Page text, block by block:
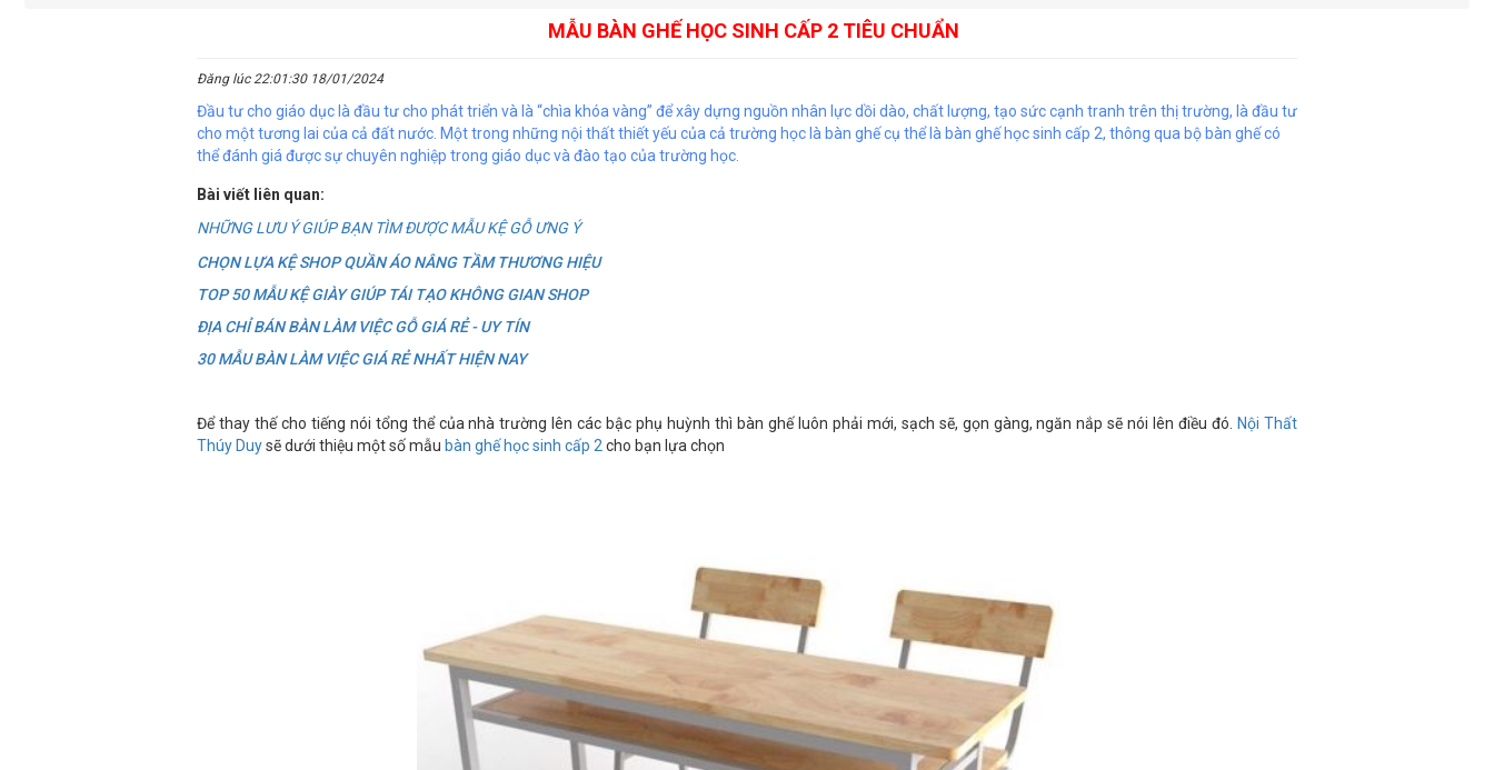
MẪU BÀN GHẾ HỌC SINH CẤP 2 TIÊU CHUẨN
Đăng lúc 22:01:30 18/01/2024
Đầu tư cho giáo dục là đầu tư cho phát triển và là “chìa khóa vàng” để xây dựng nguồn nhân lực dồi dào, chất lượng, tạo sức cạnh tranh trên thị trường, là đầu tư
cho một tương lai của cả đất nước. Một trong những nội thất thiết yếu của cả trường học là bàn ghế cụ thể là bàn ghế học sinh cấp 2, thông qua bộ bàn ghế có
thể đánh giá được sự chuyên nghiệp trong giáo dục và đào tạo của trường học.
Bài viết liên quan:
NHỮNG LƯU Ý GIÚP BẠN TÌM ĐƯỢC MẪU KỆ GỖ ƯNG Ý
CHỌN LỰA KỆ SHOP QUẦN ÁO NÂNG TẦM THƯƠNG HIỆU
TOP 50 MẪU KỆ GIÀY GIÚP TÁI TẠO KHÔNG GIAN SHOP
ĐỊA CHỈ BÁN BÀN LÀM VIỆC GỖ GIÁ RẺ - UY TÍN
30 MẪU BÀN LÀM VIỆC GIÁ RẺ NHẤT HIỆN NAY
Để thay thế cho tiếng nói tổng thể của nhà trường lên các bậc phụ huỳnh thì bàn ghế luôn phải mới, sạch sẽ, gọn gàng, ngăn nắp sẽ nói lên điều đó.
Nội Thất
Thúy Duysẽ dưới thiệu một số mẫu bàn ghế học sinh cấp 2 cho bạn lựa chọn